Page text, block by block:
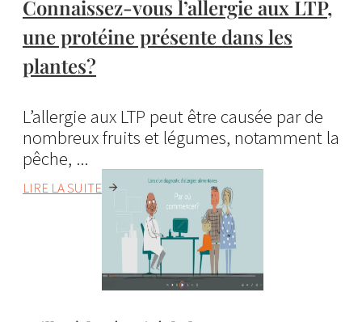
Connaissez-vous l’allergie aux LTP,
une protéine présente dans les
plantes?
L’allergie aux LTP peut être causée par de
nombreux fruits et légumes, notamment la
pêche, ...
LIRE LA SUITE